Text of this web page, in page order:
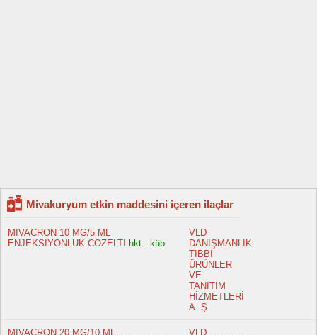
Mivakuryum etkin maddesini içeren ilaçlar
MIVACRON 10 MG/5 ML
ENJEKSIYONLUK COZELTI
hkt - küb
VLD
DANIŞMANLIK
TIBBİ
ÜRÜNLER
VE
TANITIM
HİZMETLERİ
A. Ş.
MIVACRON 20 MG/10 ML
VLD